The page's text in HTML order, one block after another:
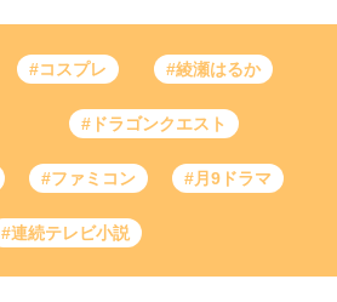
#コスプレ #綾瀬はるか
#ドラゴンクエスト
#ファミコン #月9ドラマ
#連続テレビ小説